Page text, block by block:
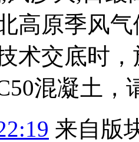
高原季风
术交底时
混凝土，
来自版